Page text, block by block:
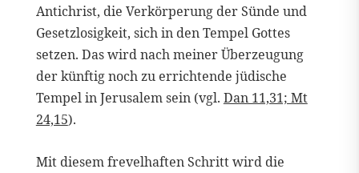
Antichrist, die Verkörperung der Sünde und
Gesetzlosigkeit, sich in den Tempel Gottes
setzen. Das wird nach meiner Überzeugung
der künftig noch zu errichtende jüdische
Tempel in Jerusalem sein (vgl. Dan 11,31; Mt
24,15).
Mit diesem frevelhaften Schritt wird die